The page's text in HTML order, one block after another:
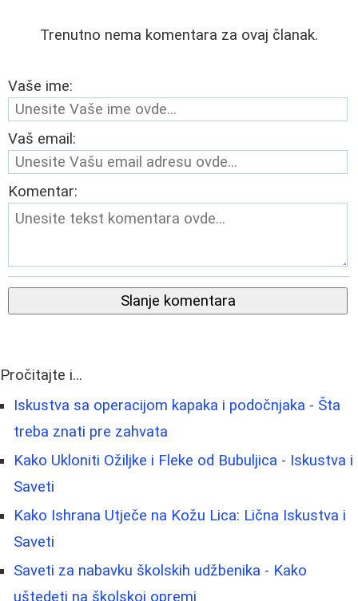
Trenutno nema komentara za ovaj članak.
Vaše ime:
Vaš email:
Komentar:
Slanje komentara
Pročitajte i...
Iskustva sa operacijom kapaka i podočnjaka - Šta
treba znati pre zahvata
Kako Ukloniti Ožiljke i Fleke od Bubuljica - Iskustva i
Saveti
Kako Ishrana Utječe na Kožu Lica: Lična Iskustva i
Saveti
Saveti za nabavku školskih udžbenika - Kako
uštedeti na školskoj opremi